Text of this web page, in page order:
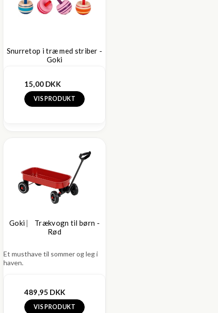
Snurretop i træ med striber -
Goki
15,00 DKK
VIS PRODUKT
Goki ⎸ Trækvogn til børn -
Rød
Et musthave til sommer og leg i
haven.
489,95 DKK
VIS PRODUKT